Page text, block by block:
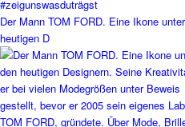
Der Mann TOM FORD. Eine Ikone
heutigen D